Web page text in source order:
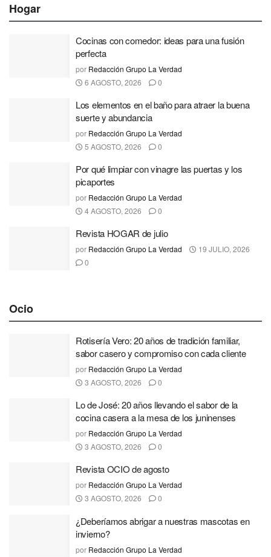
Hogar
Cocinas con comedor: ideas para una fusión
perfecta
por Redacción Grupo La Verdad
6 AGOSTO, 2026
0
Los elementos en el baño para atraer la buena
suerte y abundancia
por Redacción Grupo La Verdad
5 AGOSTO, 2026
0
Por qué limpiar con vinagre las puertas y los
picaportes
por Redacción Grupo La Verdad
4 AGOSTO, 2026
0
Revista HOGAR de julio
por Redacción Grupo La Verdad
19 JULIO, 2026
0
Ocio
Rotisería Vero: 20 años de tradición familiar,
sabor casero y compromiso con cada cliente
por Redacción Grupo La Verdad
3 AGOSTO, 2026
0
Lo de José: 20 años llevando el sabor de la
cocina casera a la mesa de los juninenses
por Redacción Grupo La Verdad
3 AGOSTO, 2026
0
Revista OCIO de agosto
por Redacción Grupo La Verdad
3 AGOSTO, 2026
0
¿Deberíamos abrigar a nuestras mascotas en
invierno?
por Redacción Grupo La Verdad